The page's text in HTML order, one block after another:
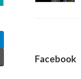
Facebook